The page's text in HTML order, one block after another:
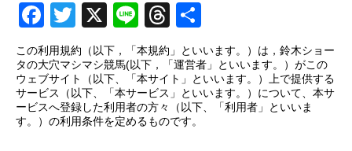
F
a
c
e
b
T
wi
tt
er
X
Li
n
e
T
hr
e
a
d
有
この利用規約（以下，「本規約」といいます。）は，鈴木ショー
タの大穴マシマシ競馬(以下，「運営者」といいます。）がこの
ウェブサイト（以下、「本サイト」といいます。）上で提供する
サービス（以下、「本サービス」といいます。）について、本サ
ービスへ登録した利用者の方々（以下、「利用者」といいま
す。）の利用条件を定めるものです。